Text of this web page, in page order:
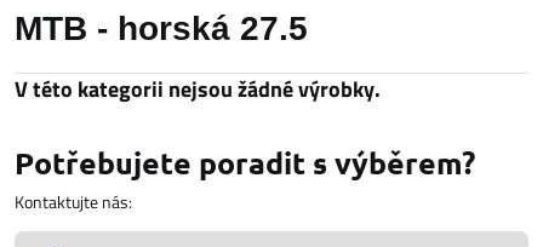
MTB - horská 27.5
Potřebujete poradit s výběrem?
Kontaktujte nás: